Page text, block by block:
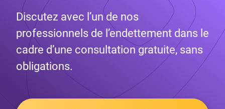
Discutez avec l’un de nos
professionnels de l’endettement dans le
cadre d’une consultation gratuite, sans
obligations.